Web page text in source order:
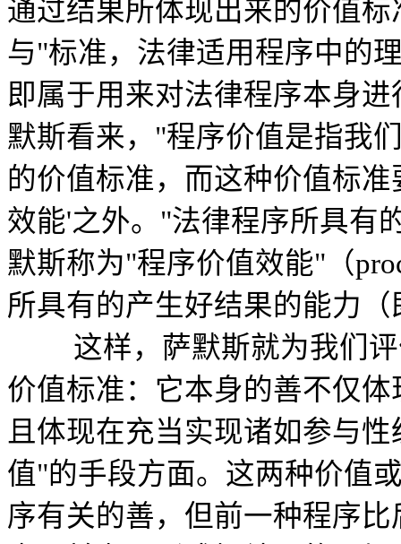
通过结果所体现出来的价值
与"标准，法律适用程序中的
即属于用来对法律程序本身
默斯看来，"程序价值是指我
的价值标准，而这种价值标
效能'之外。"法律程序所具有
默斯称为"程序价值效能"（
所具有的产生好结果的能力
这样，萨默斯就为我们评
价值标准：它本身的善不仅
且体现在充当实现诸如参与
值"的手段方面。这两种价值
序有关的善，但前一种程序